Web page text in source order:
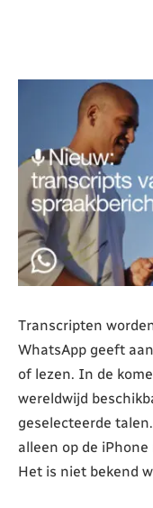
Transcripten
WhatsApp geeft
of lezen. In de
wereldwijd
geselecteerde
alleen op de
Het is niet bekend